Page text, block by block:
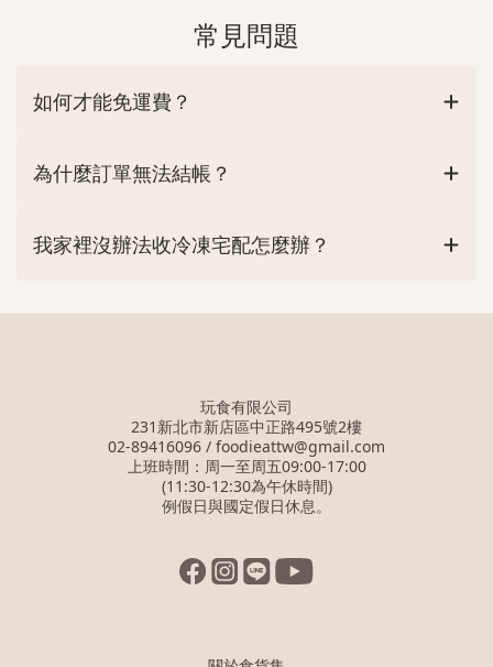
常見問題
如何才能免運費？
為什麼訂單無法結帳？
我家裡沒辦法收冷凍宅配怎麼辦？
玩食有限公司
231新北市新店區中正路495號2樓
02-89416096 / foodieattw@gmail.com
上班時間：周一至周五09:00-17:00
(11:30-12:30為午休時間)
例假日與國定假日休息。